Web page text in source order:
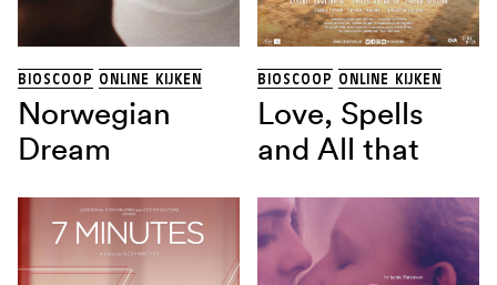
TRAGIKOMEDIE
Land
Regisseur
Sorteren
BIOSCOOP ONLINE KIJKEN
Norwegian
Dream
BIOSCOOP ONLINE KIJKEN
Love, Spells
and All that